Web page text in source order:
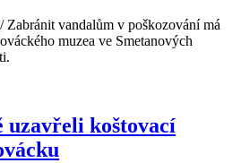
vandalům v poškozování má
muzea ve Smetanových
uzavřeli koštovací